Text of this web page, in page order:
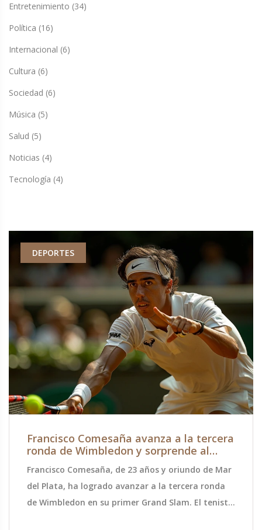
Entretenimiento (34)
Política (16)
Internacional (6)
Cultura (6)
Sociedad (6)
Música (5)
Salud (5)
Noticias (4)
Tecnología (4)
DEPORTES
Francisco Comesaña avanza a la tercera
ronda de Wimbledon y sorprende al
Francisco Comesaña, de 23 años y oriundo de Mar
del Plata, ha logrado avanzar a la tercera ronda
de Wimbledon en su primer Grand Slam. El tenista